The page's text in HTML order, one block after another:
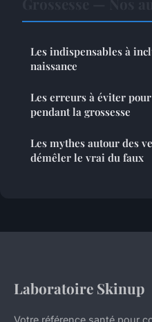
Les indispensables à
naissance
Les erreurs à éviter
pendant la grossesse
Les mythes autour des
démêler le vrai du faux
Laboratoire Skinup